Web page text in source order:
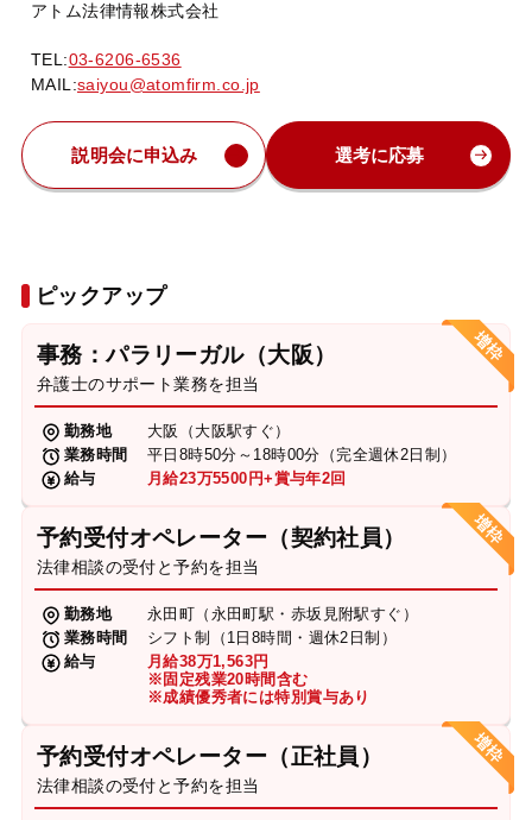
アトム法律情報株式会社
TEL:03-6206-6536
MAIL:saiyou@atomfirm.co.jp
説明会に申込み 選考に応募
ピックアップ
事務：パラリーガル（大阪）
弁護士のサポート業務を担当
勤務地
大阪（大阪駅すぐ）
業務時間
平日8時50分～18時00分（完全週休2日制）
給与
月給23万5500円+賞与年2回
予約受付オペレーター（契約社員）
法律相談の受付と予約を担当
勤務地
永田町（永田町駅・赤坂見附駅すぐ）
業務時間
シフト制（1日8時間・週休2日制）
給与
月給38万1,563円
※固定残業20時間含む
※成績優秀者には特別賞与あり
予約受付オペレーター（正社員）
法律相談の受付と予約を担当